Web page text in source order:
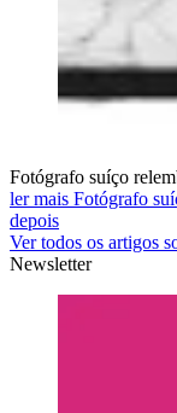
Fotógrafo suíço
ler mais Fotógrafo
depois
Ver todos os artigos
Newsletter